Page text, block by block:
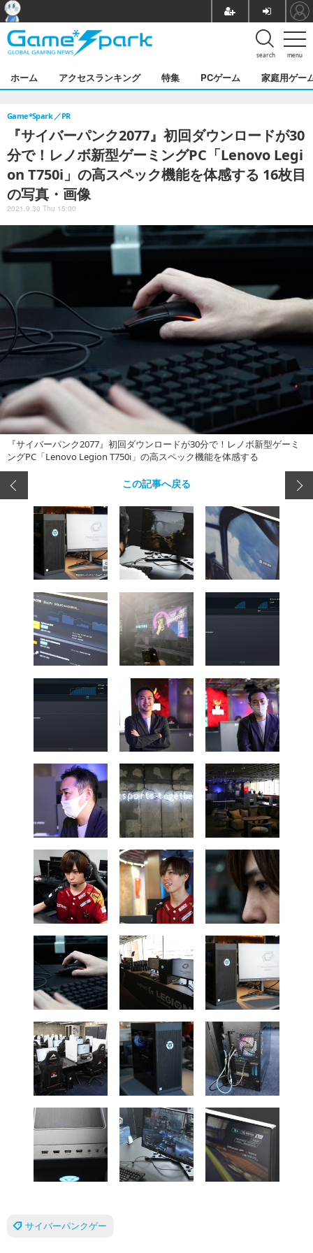
menu
search
ホーム アクセスランキング 特集 PCゲーム 家庭用ゲー
『サイバーパンク2077』初回ダウンロードが30
分で！レノボ新型ゲーミングPC「Lenovo Legi
on T750i」の高スペック機能を体感する 16枚目
の写真・画像
Game*Spark PR
2021.9.30 Thu 15:00
『サイバーパンク2077』初回ダウンロードが30分で！レノボ新型ゲーミ
ングPC「Lenovo Legion T750i」の高スペック機能を体感する
この記事へ戻る
サイバーパンクゲー